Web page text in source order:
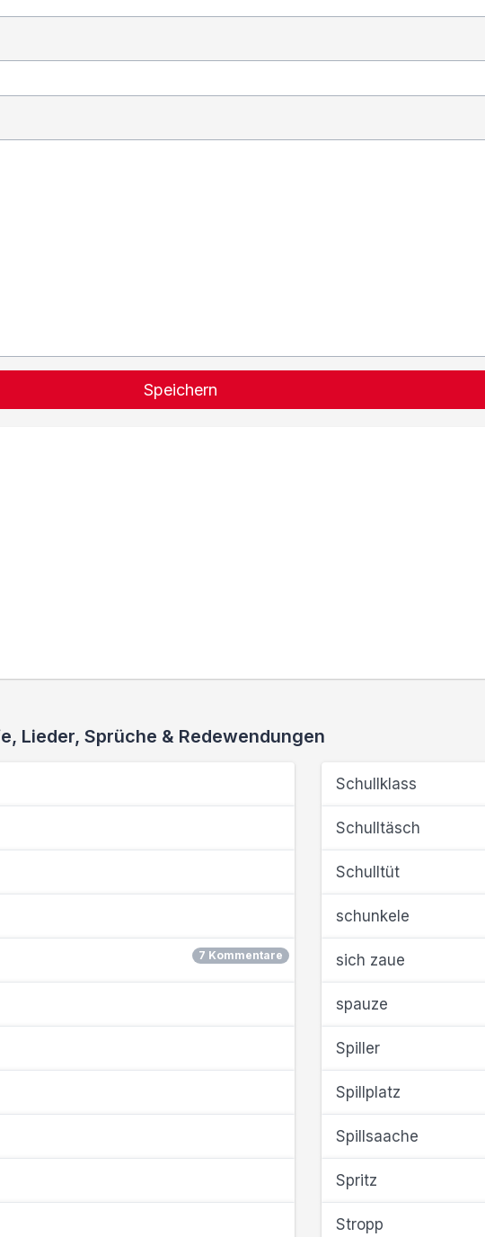
Speichern
Lieder, Sprüche & Redewendungen
7 Kommentare
Schullklass
Schulltäsch
Schulltüt
schunkele
sich zaue
spauze
Spiller
Spillplatz
Spillsaache
Spritz
Stropp